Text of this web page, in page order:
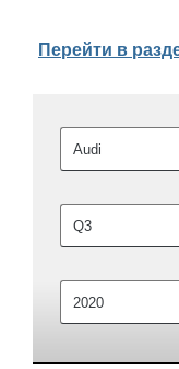
Перейти в